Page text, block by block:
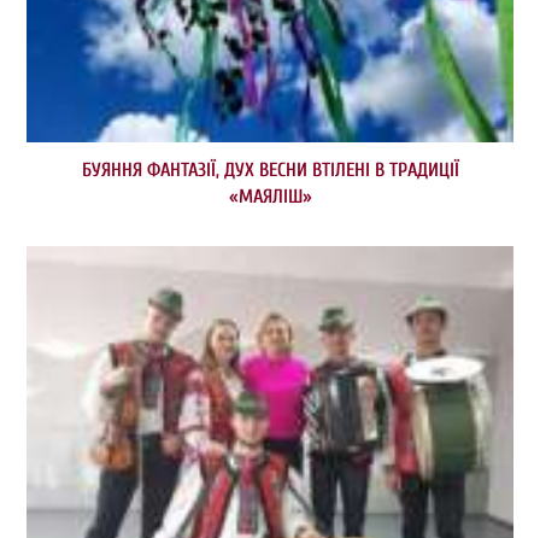
БУЯННЯ ФАНТАЗІЇ, ДУХ ВЕСНИ ВТІЛЕНІ В ТРАДИЦІЇ
«МАЯЛІШ»